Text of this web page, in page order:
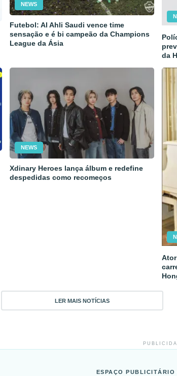
NEWS
Futebol: Al Ahli Saudi vence time
sensação e é bi campeão da Champions
League da Ásia
da
NEWS
Xdinary Heroes lança álbum e redefine
despedidas como recomeços
LER MAIS NOTÍCIAS
ESPAÇO PUBLICITÁRIO